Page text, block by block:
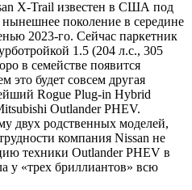
X-Trail известен в США под
поколение в середине
2023-го. Сейчас паркетник
1.5 (204 л.с., 305
в семействе появится
это будет совсем другая
Rogue Plug-in Hybrid
Outlander PHEV.
двух родственных моделей,
компания Nissan не
техники Outlander PHEV в
у «трех бриллиантов» всю